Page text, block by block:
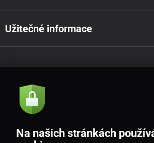
Užitečné informace
Akce a novinky e-mailem
Souhlasím sezásadami zpracování osobních
Na našich stránkách